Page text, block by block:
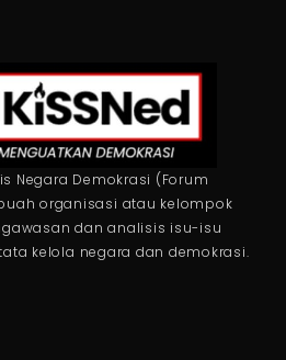
Negara Demokrasi (Forum
organisasi atau kelompok
dan analisis isu-isu
kelola negara dan demokrasi.